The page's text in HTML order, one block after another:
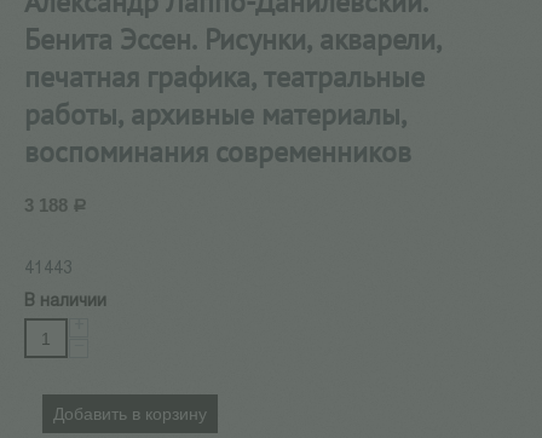
Бенита Эссен. Рисунки, акварели,
печатная графика, театральные
работы, архивные материалы,
воспоминания современников
3 188 Р
41443
В наличии
Добавить в корзину